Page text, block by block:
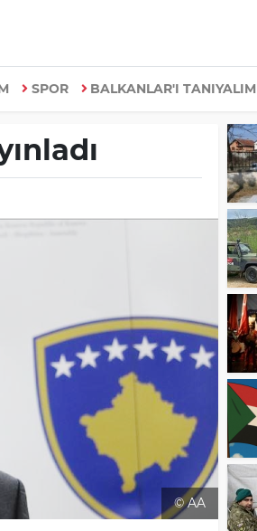
SPOR BALKANLAR'I TANIYALIM
© AA